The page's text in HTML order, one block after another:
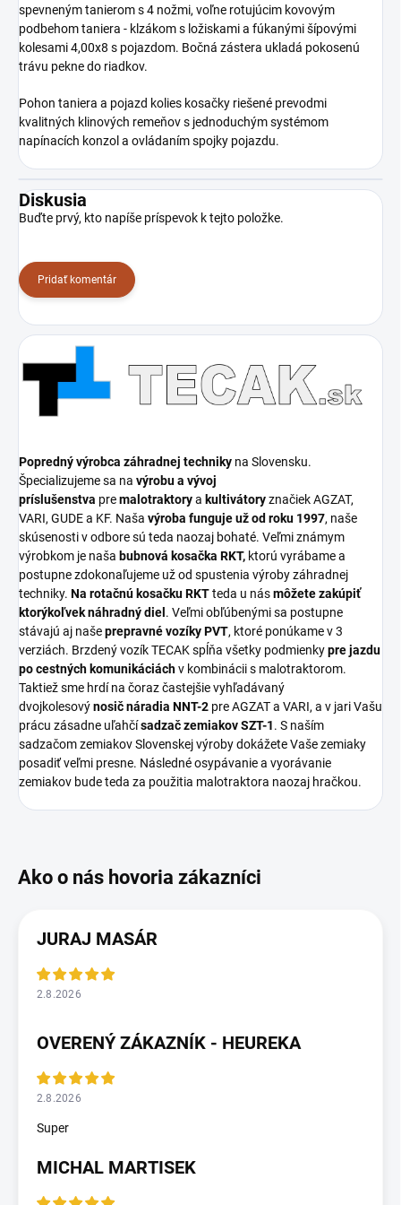
spevneným tanierom s 4 nožmi, voľne rotujúcim kovovým
podbehom taniera - klzákom s ložiskami a fúkanými šípovými
kolesami 4,00x8 s pojazdom. Bočná zástera ukladá pokosenú
trávu pekne do riadkov.
Pohon taniera a pojazd kolies kosačky riešené prevodmi
kvalitných klinových remeňov s jednoduchým systémom
napínacích konzol a ovládaním spojky pojazdu.
Diskusia
Buďte prvý, kto napíše príspevok k tejto položke.
Pridať komentár
Popredný výrobca záhradnej techniky na Slovensku.
Špecializujeme sa na výrobu a vývoj
príslušenstva premalotraktorya kultivátoryznačiek AGZAT,
VARI, GUDE a KF. Naša výroba funguje už od roku 1997, naše
skúsenosti v odbore sú teda naozaj bohaté. Veľmi známym
výrobkom je naša bubnová kosačka RKT, ktorú vyrábame a
postupne zdokonaľujeme už od spustenia výroby záhradnej
techniky. Na rotačnú kosačku RKTteda u násmôžete zakúpiť
ktorýkoľvek náhradný diel . Veľmi obľúbenými sa postupne
stávajú aj našeprepravné vozíky PVT, ktoré ponúkame v 3
verziách. Brzdený vozík TECAK spĺňa všetky podmienkypre jazdu
po cestných komunikáciáchv kombinácii s malotraktorom.
Taktiež sme hrdí na čoraz častejšie vyhľadávaný
dvojkolesovýnosič náradia NNT-2 pre AGZAT a VARI, a v jari Vašu
prácu zásadne uľahčísadzač zemiakov SZT-1. S naším
sadzačom zemiakov Slovenskej výroby dokážete Vaše zemiaky
posadiť veľmi presne. Následné osypávanie a vyorávanie
zemiakov bude teda za použitia malotraktora naozaj hračkou.
JURAJ MASÁR
2.8.2026
OVERENÝ ZÁKAZNÍK - HEUREKA
2.8.2026
Super
MICHAL MARTISEK